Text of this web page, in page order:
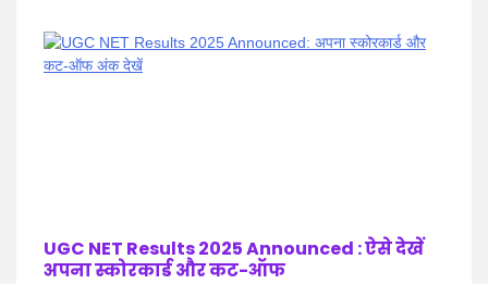
UGC NET Results 2025 Announced : ऐसे देखें
अपना स्कोरकार्ड और कट-ऑफ